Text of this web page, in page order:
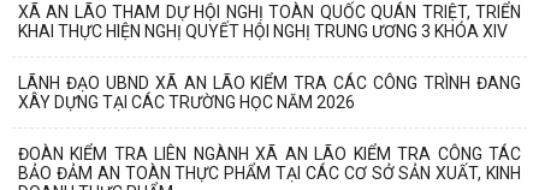
XÃ AN LÃO THAM DỰ HỘI NGHỊ TOÀN QUỐC QUÁN TRIỆT, TRIỂN
KHAI THỰC HIỆN NGHỊ QUYẾT HỘI NGHỊ TRUNG ƯƠNG 3 KHÓA XIV
LÃNH ĐẠO UBND XÃ AN LÃO KIỂM TRA CÁC CÔNG TRÌNH ĐANG
XÂY DỰNG TẠI CÁC TRƯỜNG HỌC NĂM 2026
ĐOÀN KIỂM TRA LIÊN NGÀNH XÃ AN LÃO KIỂM TRA CÔNG TÁC
BẢO ĐẢM AN TOÀN THỰC PHẨM TẠI CÁC CƠ SỞ SẢN XUẤT, KINH